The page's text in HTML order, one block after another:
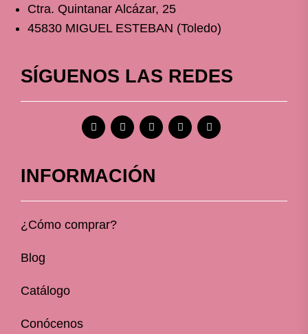
Ctra. Quintanar Alcázar, 25
45830 MIGUEL ESTEBAN (Toledo)
SÍGUENOS LAS REDES
INFORMACIÓN
¿Cómo comprar?
Blog
Catálogo
Conócenos